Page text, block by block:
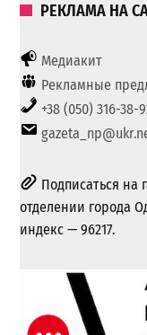
РЕКЛАМА НА
Медиакит
Рекламные
+38 (050) 316-38-
Подписаться на
отделении города
индекс — 96217.